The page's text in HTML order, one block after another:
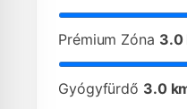
Prémium Zóna 3.0
Gyógyfürdő 3.0